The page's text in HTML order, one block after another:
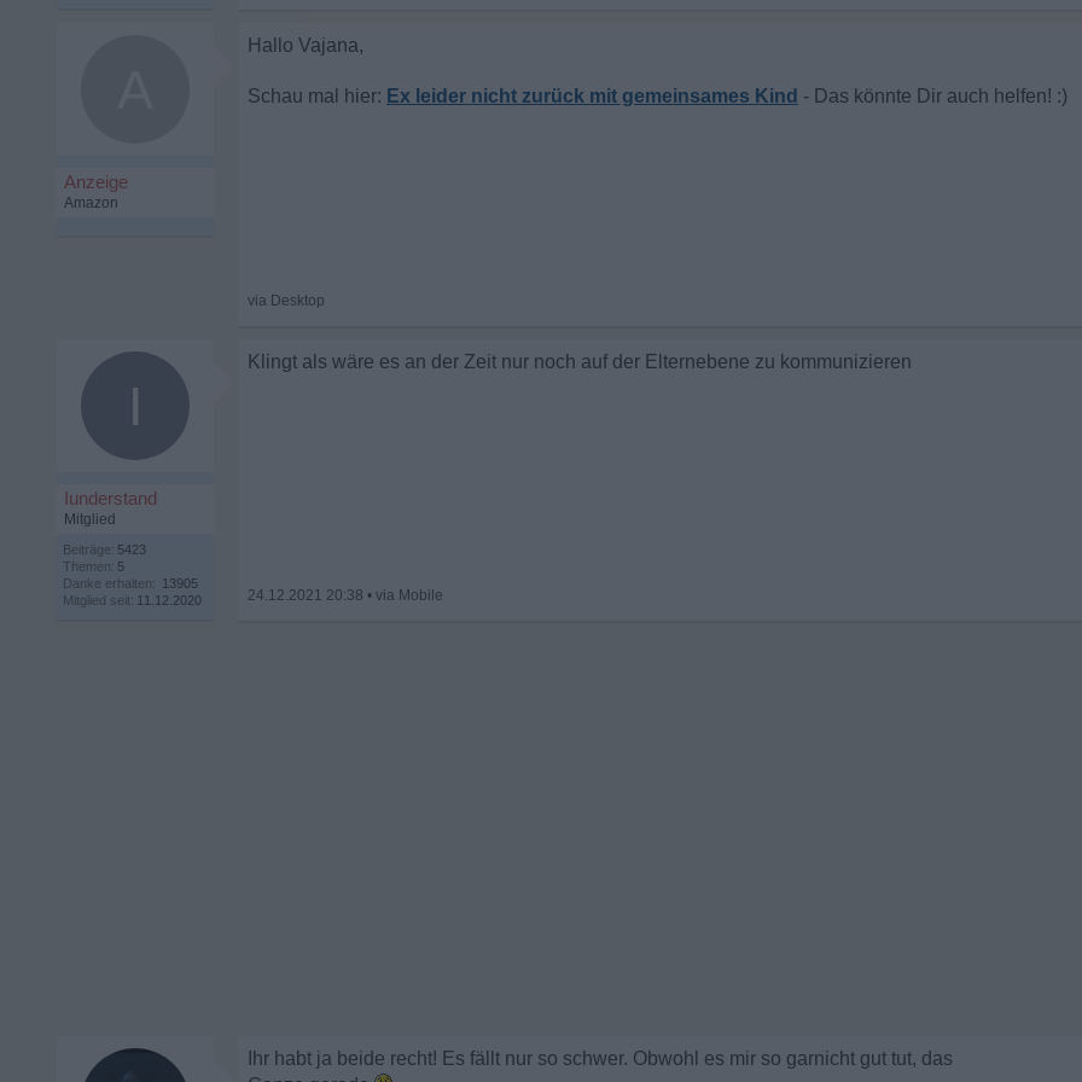
Ex leider nicht zurück mit gemeinsames Kind
I
Iunderstand
Mitglied
Beiträge: 5423
Themen: 5
Danke erhalten: 13905
Mitglied seit: 11.12.2020
Klingt als wäre es an der Zeit nur noch auf der Elternebene zu kommunizieren
24.12.2021 20:38 •
Ihr habt ja beide recht! Es fällt nur so schwer. Obwohl es mir so garnicht gut tut, das